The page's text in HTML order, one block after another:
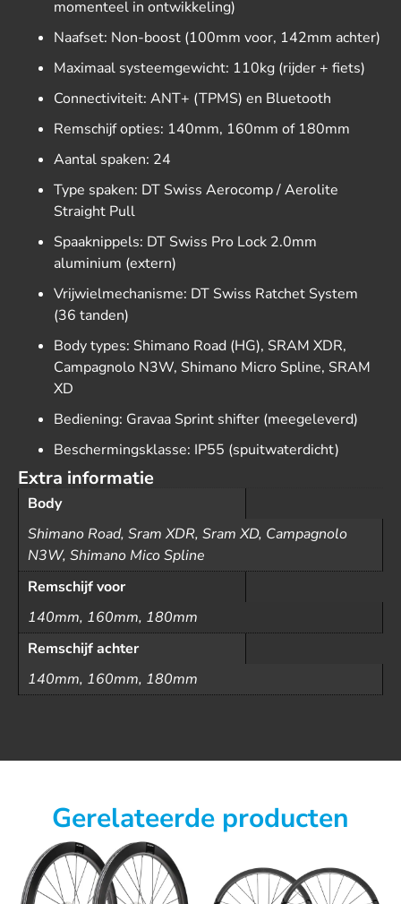
momenteel in ontwikkeling)
Naafset: Non-boost (100mm voor, 142mm achter)
Maximaal systeemgewicht: 110kg (rijder + fiets)
Connectiviteit: ANT+ (TPMS) en Bluetooth
Remschijf opties: 140mm, 160mm of 180mm
Aantal spaken: 24
Type spaken: DT Swiss Aerocomp / Aerolite
Straight Pull
Spaaknippels: DT Swiss Pro Lock 2.0mm
aluminium (extern)
Vrijwielmechanisme: DT Swiss Ratchet System
(36 tanden)
Body types: Shimano Road (HG), SRAM XDR,
Campagnolo N3W, Shimano Micro Spline, SRAM
XD
Bediening: Gravaa Sprint shifter (meegeleverd)
Beschermingsklasse: IP55 (spuitwaterdicht)
Extra informatie
Body
Shimano Road, Sram XDR, Sram XD, Campagnolo
N3W, Shimano Mico Spline
Remschijf voor
140mm, 160mm, 180mm
Remschijf achter
140mm, 160mm, 180mm
Gerelateerde producten